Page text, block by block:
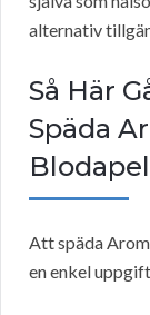
alternativ
Så Här
Späda
Att späda
en enkel